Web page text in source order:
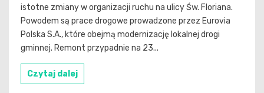
istotne zmiany w organizacji ruchu na ulicy Św. Floriana.
Powodem są prace drogowe prowadzone przez Eurovia
Polska S.A., które obejmą modernizację lokalnej drogi
gminnej. Remont przypadnie na 23...
Czytaj dalej